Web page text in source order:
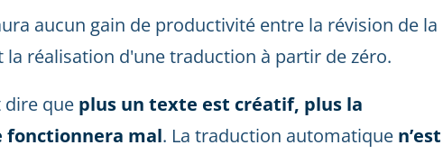
aucun gain de productivité entre la révision de la
réalisation d'une traduction à partir de zéro.
dire que plus un texte est créatif, plus la
mal. La traduction automatique n’est